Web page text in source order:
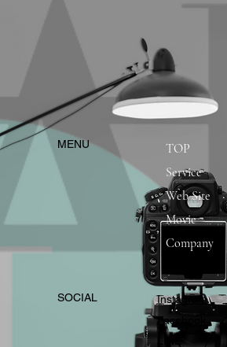
​MENU
TOP
Service
Web Site
Movie
Company
​SOCIAL
Instagram
​Facebook